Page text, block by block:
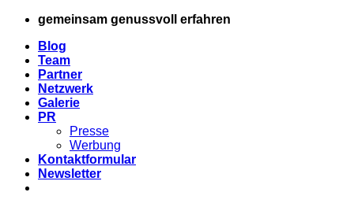
Zum
springen
gemeinsam genussvoll erfahren
Blog
Team
Partner
Netzwerk
Galerie
PR
Presse
Werbung
Kontaktformular
Newsletter